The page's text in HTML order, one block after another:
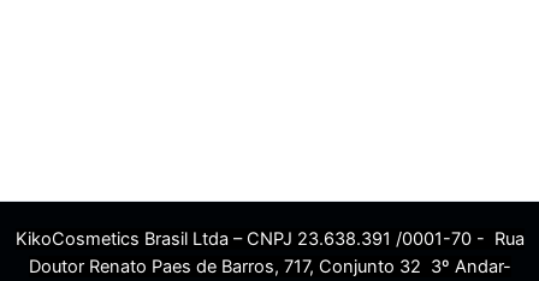
KikoCosmetics Brasil Ltda – CNPJ 23.638.391 /0001-70 - Rua
Doutor Renato Paes de Barros, 717, Conjunto 32 3º Andar-